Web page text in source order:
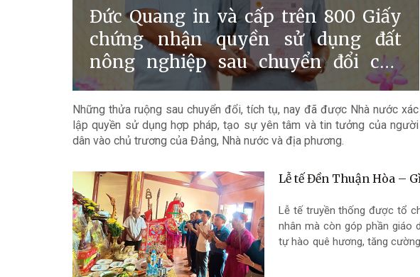
Đức Quang in và cấp trên 800 Giấy
chứng nhận quyền sử dụng đất
nông nghiệp sau chuyển đổi cho
người dân.
Những thửa ruộng sau chuyển đổi, tích tụ, nay đã được Nhà nước xác
lập quyền sử dụng hợp pháp, tạo sự yên tâm và tin tưởng của người
dân vào chủ trương của Đảng, Nhà nước và địa phương.
Lễ tế Đền Thuận Hòa –
Lễ tế truyền thống được tổ
nhân mà còn góp phần giáo
tự hào quê hương, tăng